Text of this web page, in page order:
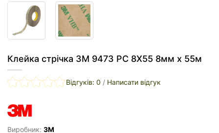
Клейка стрічка 3M 9473 PC 8X55 8мм х 55м
Відгуків: 0 / Написати відгук
Виробник: 3M